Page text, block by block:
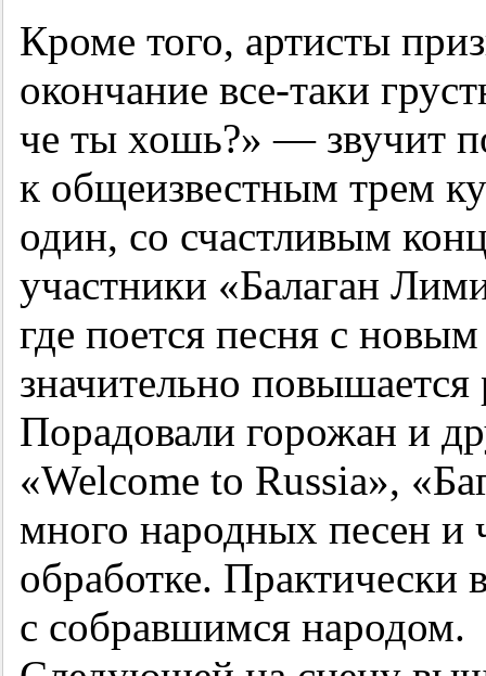
Кроме того, артисты
окончание все-таки
че ты хошь?» — звучит
к общеизвестным трем
один, со счастливым
участники «Балаган
где поется песня с
значительно
Порадовали горожан и
«Welcome to Russia»,
много народных песен и
обработке. Практически
с собравшимся народом.